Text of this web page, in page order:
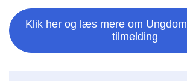
Klik her og læs mere om
tilmelding